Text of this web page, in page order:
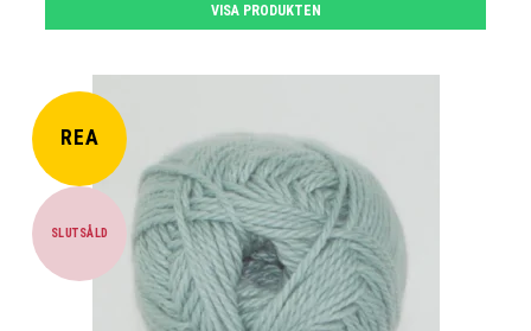
VISA PRODUKTEN
REA
SLUTSÅLD